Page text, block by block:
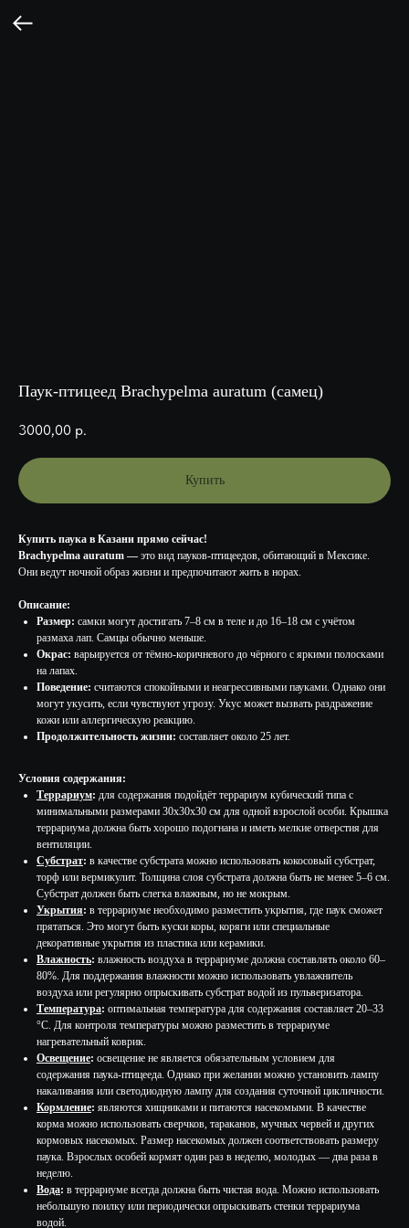
Паук-птицеед Brachypelma auratum (самец)
3000,00 р.
Купить
Купить паука в Казани прямо сейчас!
Brachypelma auratum — это вид пауков-птицеедов, обитающий в Мексике.
Они ведут ночной образ жизни и предпочитают жить в норах.
Описание:
Размер: самки могут достигать 7–8 см в теле и до 16–18 см с учётом
размаха лап. Самцы обычно меньше.
Окрас: варьируется от тёмно-коричневого до чёрного с яркими полосками
на лапах.
Поведение: считаются спокойными и неагрессивными пауками. Однако они
могут укусить, если чувствуют угрозу. Укус может вызвать раздражение
кожи или аллергическую реакцию.
Продолжительность жизни: составляет около 25 лет.
Условия содержания:
Террариум: для содержания подойдёт террариум кубический типа с
минимальными размерами 30х30х30 см для одной взрослой особи. Крышка
террариума должна быть хорошо подогнана и иметь мелкие отверстия для
вентиляции.
Субстрат: в качестве субстрата можно использовать кокосовый субстрат,
торф или вермикулит. Толщина слоя субстрата должна быть не менее 5–6 см.
Субстрат должен быть слегка влажным, но не мокрым.
Укрытия: в террариуме необходимо разместить укрытия, где паук сможет
прятаться. Это могут быть куски коры, коряги или специальные
декоративные укрытия из пластика или керамики.
Влажность: влажность воздуха в террариуме должна составлять около 60–
80%. Для поддержания влажности можно использовать увлажнитель
воздуха или регулярно опрыскивать субстрат водой из пульверизатора.
Температура: оптимальная температура для содержания составляет 20–33
°C. Для контроля температуры можно разместить в террариуме
нагревательный коврик.
Освещение: освещение не является обязательным условием для
содержания паука-птицееда. Однако при желании можно установить лампу
накаливания или светодиодную лампу для создания суточной цикличности.
Кормление: являются хищниками и питаются насекомыми. В качестве
корма можно использовать сверчков, тараканов, мучных червей и других
кормовых насекомых. Размер насекомых должен соответствовать размеру
паука. Взрослых особей кормят один раз в неделю, молодых — два раза в
неделю.
Вода: в террариуме всегда должна быть чистая вода. Можно использовать
небольшую поилку или периодически опрыскивать стенки террариума
водой.